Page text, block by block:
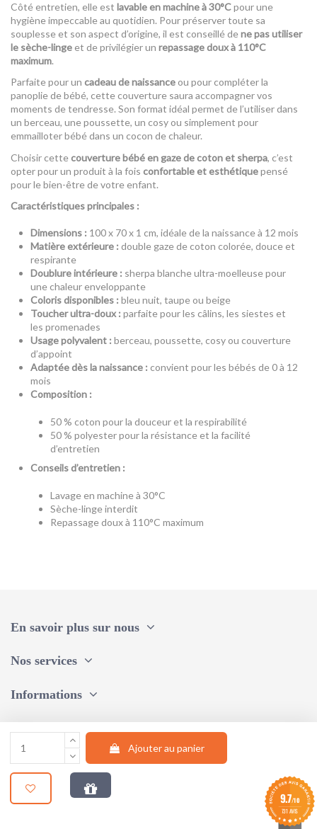
Ajouter au panier
Côté entretien, elle est lavable en machine à 30°Cpour une
hygiène impeccable au quotidien. Pour préserver toute sa
souplesse et son aspect d’origine, il est conseillé dene pas utiliser
le sèche-linge et de privilégier un repassage doux à 110°C
maximum.
Parfaite pour un cadeau de naissanceou pour compléter la
panoplie de bébé, cette couverture saura accompagner vos
moments de tendresse. Son format idéal permet de l’utiliser dans
un berceau, une poussette, un cosy ou simplement pour
emmailloter bébé dans un cocon de chaleur.
Choisir cette couverture bébé en gaze de coton et sherpa, c’est
opter pour un produit à la fois confortable et esthétiquepensé
pour le bien-être de votre enfant.
Caractéristiques principales :
Dimensions : 100 x 70 x 1 cm, idéale de la naissance à 12 mois
Matière extérieure : double gaze de coton colorée, douce et
respirante
Doublure intérieure : sherpa blanche ultra-moelleuse pour
une chaleur enveloppante
Coloris disponibles : bleu nuit, taupe ou beige
Toucher ultra-doux : parfaite pour les câlins, les siestes et
les promenades
Usage polyvalent : berceau, poussette, cosy ou couverture
d’appoint
Adaptée dès la naissance : convient pour les bébés de 0 à 12
mois
Composition :
50 % coton pour la douceur et la respirabilité
50 % polyester pour la résistance et la facilité
d’entretien
Conseils d’entretien :
Lavage en machine à 30°C
Sèche-linge interdit
Repassage doux à 110°C maximum
En savoir plus sur nous
Nos services
Informations
Suivez-nous
9.7/10
731 AVIS